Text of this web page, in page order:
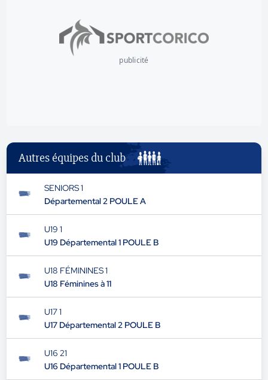
publicité
Autres équipes du club
SENIORS 1
Départemental 2 POULE A
U19 1
U19 Départemental 1 POULE B
U18 FÉMININES 1
U18 Féminines à 11
U17 1
U17 Départemental 2 POULE B
U16 21
U16 Départemental 1 POULE B